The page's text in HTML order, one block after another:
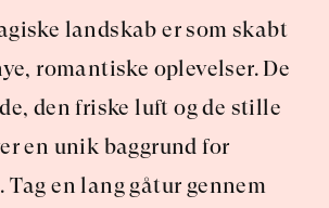
landskab er som skabt
romantiske oplevelser. De
den friske luft og de stille
en unik baggrund for
Tag en lang gåtur gennem